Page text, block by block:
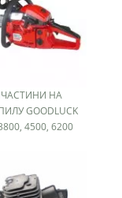
НА
GOODLUCK
4500, 6200